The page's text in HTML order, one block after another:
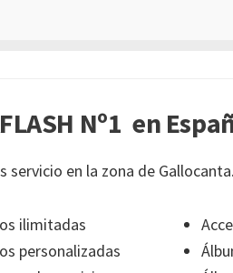
Nº1 en
servicio en la zona de
ilimitadas
personalizadas